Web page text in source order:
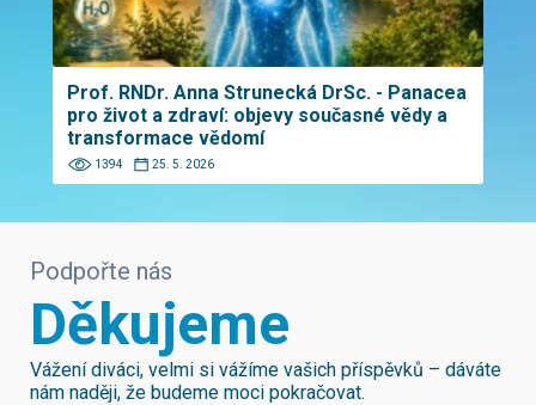
Prof. RNDr. Anna Strunecká DrSc. - Panacea
pro život a zdraví: objevy současné vědy a
transformace vědomí
1394 25. 5. 2026
Podpořte nás
Děkujeme
Vážení diváci, velmi si vážíme vašich příspěvků – dáváte
nám naději, že budeme moci pokračovat.